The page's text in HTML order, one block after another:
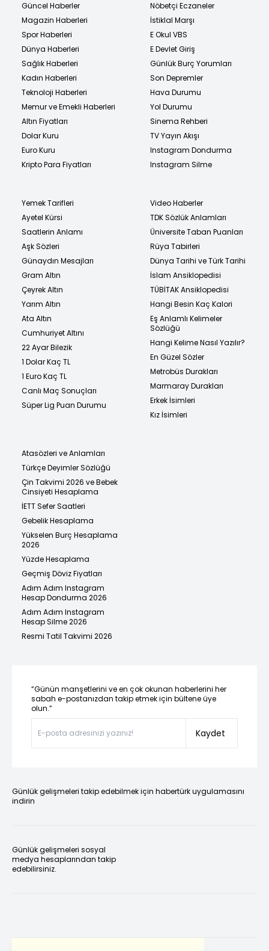
Güncel Haberler
Magazin Haberleri
Spor Haberleri
Dünya Haberleri
Sağlık Haberleri
Kadın Haberleri
Teknoloji Haberleri
Memur ve Emekli Haberleri
Altın Fiyatları
Dolar Kuru
Euro Kuru
Kripto Para Fiyatları
Nöbetçi Eczaneler
İstiklal Marşı
E Okul VBS
E Devlet Giriş
Günlük Burç Yorumları
Son Depremler
Hava Durumu
Yol Durumu
Sinema Rehberi
TV Yayın Akışı
Instagram Dondurma
Instagram Silme
Yemek Tarifleri
Ayetel Kürsi
Saatlerin Anlamı
Aşk Sözleri
Günaydın Mesajları
Gram Altın
Çeyrek Altın
Yarım Altın
Ata Altın
Cumhuriyet Altını
22 Ayar Bilezik
1 Dolar Kaç TL
1 Euro Kaç TL
Canlı Maç Sonuçları
Süper Lig Puan Durumu
Video Haberler
TDK Sözlük Anlamları
Üniversite Taban Puanları
Rüya Tabirleri
Dünya Tarihi ve Türk Tarihi
İslam Ansiklopedisi
TÜBİTAK Ansiklopedisi
Hangi Besin Kaç Kalori
Eş Anlamlı Kelimeler
Sözlüğü
Hangi Kelime Nasıl Yazılır?
En Güzel Sözler
Metrobüs Durakları
Marmaray Durakları
Erkek İsimleri
Kız İsimleri
Atasözleri ve Anlamları
Türkçe Deyimler Sözlüğü
Çin Takvimi 2026 ve Bebek
Cinsiyeti Hesaplama
İETT Sefer Saatleri
Gebelik Hesaplama
Yükselen Burç Hesaplama
2026
Yüzde Hesaplama
Geçmiş Döviz Fiyatları
Adım Adım Instagram
Hesap Dondurma 2026
Adım Adım Instagram
Hesap Silme 2026
Resmi Tatil Takvimi 2026
“Günün manşetlerini ve en çok okunan haberlerini her
sabah e-postanızdan takip etmek için bültene üye
olun.”
Kaydet
Günlük gelişmeleri takip edebilmek için habertürk uygulamasını
indirin
Günlük gelişmeleri sosyal
medya hesaplarından takip
edebilirsiniz.